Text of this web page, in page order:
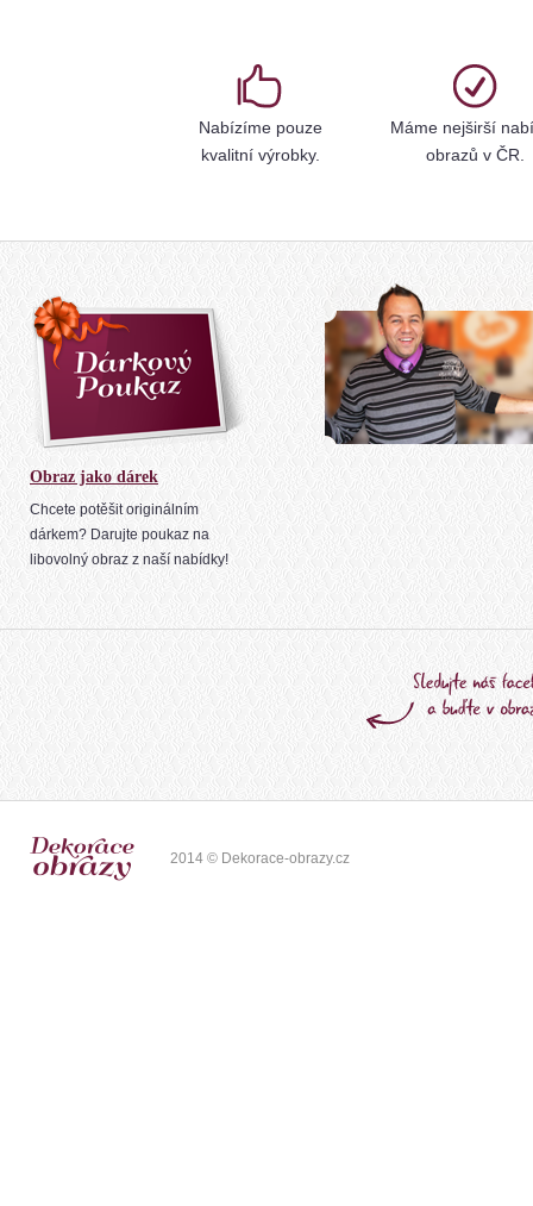
Nabízíme pouze
kvalitní výrobky.
Máme nejširší
obrazů v ČR.
Obraz jako dárek
Chcete potěšit originálním
dárkem? Darujte poukaz na
libovolný obraz z naší nabídky!
2014 © Dekorace-obrazy.cz